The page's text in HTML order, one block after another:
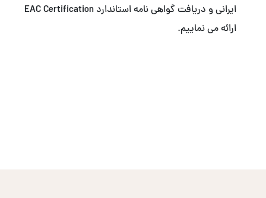
ایرانی و دریافت گواهی نامه استاندارد EAC Certification
ارائه می نماییم.